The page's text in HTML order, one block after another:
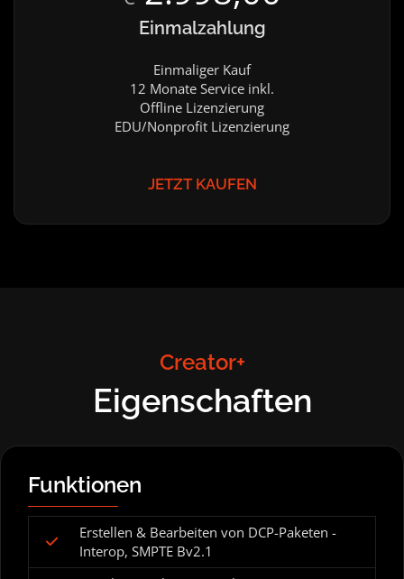
Einmalzahlung
Einmaliger Kauf
12 Monate Service inkl.
Offline Lizenzierung
EDU/Nonprofit Lizenzierung
JETZT KAUFEN
Creator+
Eigenschaften
Funktionen
Erstellen & Bearbeiten von DCP-Paketen -
Interop, SMPTE Bv2.1